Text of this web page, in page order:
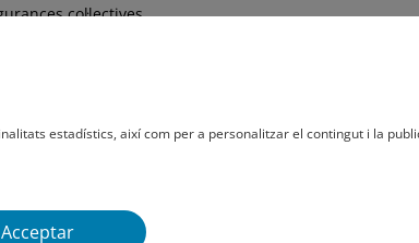
estadístics, així com per a personalitzar el contingut i la
Acceptar
col·lectives